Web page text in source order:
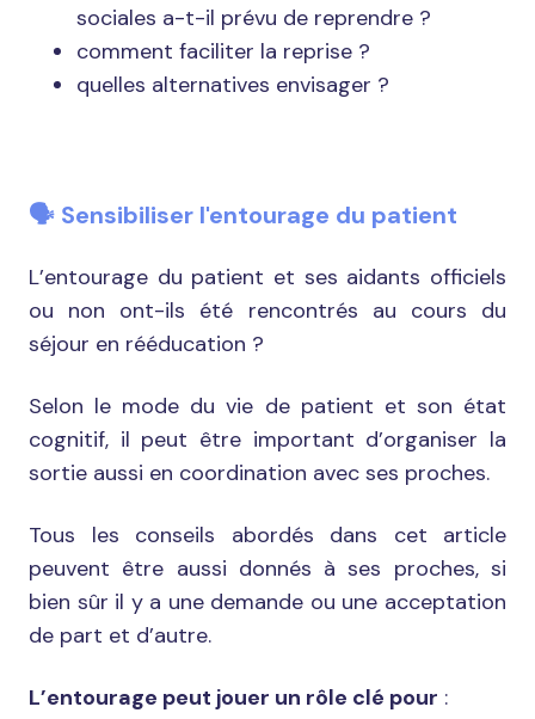
sociales a-t-il prévu de reprendre ?
comment faciliter la reprise ?
quelles alternatives envisager ?
🗣️ Sensibiliser l'entourage du patient
L’entourage du patient et ses aidants officiels
ou non ont-ils été rencontrés au cours du
séjour en rééducation ?
Selon le mode du vie de patient et son état
cognitif, il peut être important d’organiser la
sortie aussi en coordination avec ses proches.
Tous les conseils abordés dans cet article
peuvent être aussi donnés à ses proches, si
bien sûr il y a une demande ou une acceptation
de part et d’autre.
L’entourage peut jouer un rôle clé pour :